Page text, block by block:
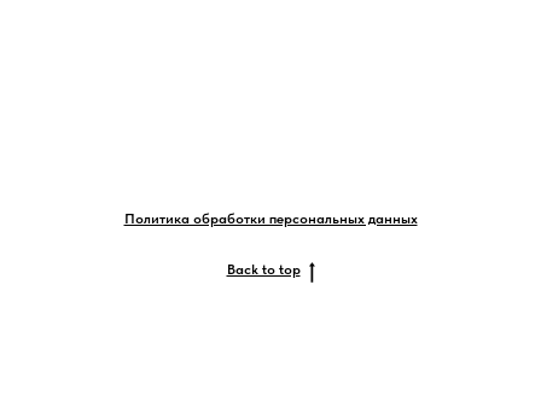
Политика обработки персональных данных
Back to top